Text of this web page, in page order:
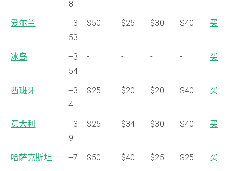
8
爱尔兰
+3
53
$50 $25 $30 $40 买
冰岛
+3
54
- - - - 买
西班牙
+3
4
$25 $20 $20 $40 买
意大利
+3
9
$25 $34 $30 $40 买
哈萨克斯坦 +7 $50 $40 $25 $25
买